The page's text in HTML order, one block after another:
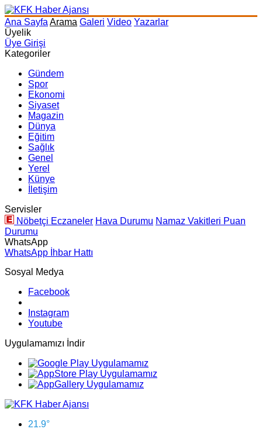
Ana Sayfa Arama Galeri Video Yazarlar
Üyelik
Üye Girişi
Kategoriler
Gündem
Spor
Ekonomi
Siyaset
Magazin
Dünya
Eğitim
Sağlık
Genel
Yerel
Künye
İletişim
Servisler
Nöbetçi Eczaneler Hava Durumu Namaz Vakitleri Puan
Durumu
WhatsApp
WhatsApp İhbar Hattı
Sosyal Medya
Facebook
Instagram
Youtube
Uygulamamızı İndir
21.9°